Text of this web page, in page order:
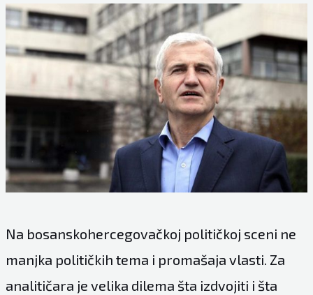
Na bosanskohercegovačkoj političkoj sceni ne
manjka političkih tema i promašaja vlasti. Za
analitičara je velika dilema šta izdvojiti i šta